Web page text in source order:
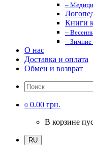
–
Книги
–
– Зимние
О нас
Доставка и оплата
Обмен и возврат
0 0.00 грн.
В корзине
RU